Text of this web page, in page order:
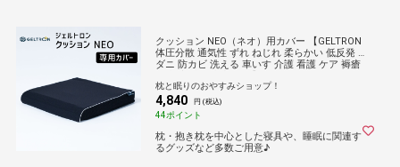
クッション NEO（ネオ）用カバー 【GELTRON
体圧分散 通気性 ずれ ねじれ 柔らかい 低反発 防
ダニ 防カビ 洗える 車いす 介護 看護 ケア 褥瘡
枕と眠りのおやすみショップ！
4,840 円 (税込)
44ポイント
枕・抱き枕を中心とした寝具や、睡眠に関連す
るグッズなど多数ご用意♪